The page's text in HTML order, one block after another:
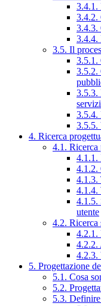
3.4.1.
3.4.2.
3.4.3.
3.4.4.
3.5. Il
3.5.1.
3.5.2.
3.5.3.
3.5.4.
3.5.5.
4. Ricerca
4.1. Ricerca
4.1.1.
4.1.2.
4.1.3.
4.1.4.
4.1.5.
utente
4.2. Ricerca
4.2.1.
4.2.2.
4.2.3.
5. Progettazione
5.1. Cosa
5.2.
5.3.